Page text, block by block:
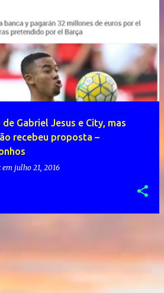
Gabriel Jesus e City, mas
recebeu proposta –
em julho 21, 2016